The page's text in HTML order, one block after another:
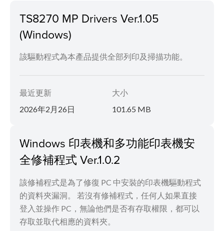
TS8270 MP Drivers Ver.1.05
(Windows)
該驅動程式為本產品提供全部列印及掃描功能。
最近更新
2026年2月26日
大小
101.65 MB
Windows 印表機和多功能印表機安
全修補程式 Ver.1.0.2
該修補程式是為了修復 PC 中安裝的印表機驅動程式
的資料夾漏洞。 若沒有修補程式，任何人如果直接
登入並操作 PC，無論他們是否有存取權限，都可以
存取並取代相應的資料夾。